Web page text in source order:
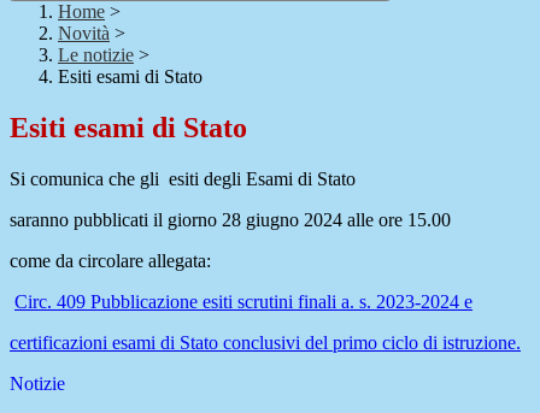
Home >
Novità >
Le notizie >
Esiti esami di Stato
Esiti esami di Stato
Si comunica che gli esiti degli Esami di Stato
saranno pubblicati il giorno 28 giugno 2024 alle ore 15.00
come da circolare allegata:
Circ. 409 Pubblicazione esiti scrutini finali a. s. 2023-2024 e
certificazioni esami di Stato conclusivi del primo ciclo di istruzione.
Notizie